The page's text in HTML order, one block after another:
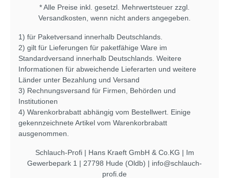
* Alle Preise inkl. gesetzl. Mehrwertsteuer zzgl.
Versandkosten , wenn nicht anders angegeben.
1) für Paketversand innerhalb Deutschlands.
2) gilt für Lieferungen für paketfähige Ware im
Standardversand innerhalb Deutschlands. Weitere
Informationen für abweichende Lieferarten und weitere
Länder unter Bezahlung und Versand
3) Rechnungsversand für Firmen, Behörden und
Institutionen
4) Warenkorbrabatt abhängig vom Bestellwert. Einige
gekennzeichnete Artikel vom Warenkorbrabatt
ausgenommen.
Schlauch-Profi | Hans Kraeft GmbH & Co.KG | Im
Gewerbepark 1 | 27798 Hude (Oldb) | info@schlauch-
profi.de